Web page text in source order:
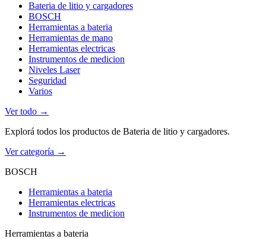
Bateria de litio y cargadores
BOSCH
Herramientas a bateria
Herramientas de mano
Herramientas electricas
Instrumentos de medicion
Niveles Laser
Seguridad
Varios
Ver todo →
Explorá todos los productos de Bateria de litio y cargadores.
Ver categoría →
BOSCH
Herramientas a bateria
Herramientas electricas
Instrumentos de medicion
Herramientas a bateria